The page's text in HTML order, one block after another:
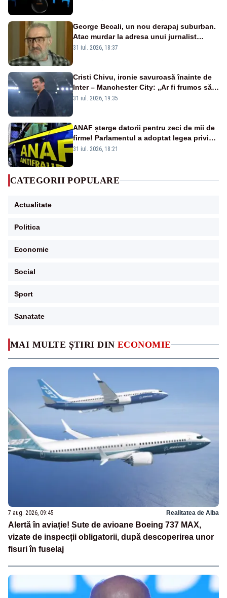
MAI MULTE ȘTIRI DIN ECONOMIE
7 aug. 2026, 09:45 Realitatea de Alba
Alertă în aviație! Sute de avioane Boeing 737 MAX,
vizate de inspecții obligatorii, după descoperirea unor
fisuri în fuselaj
George Becali, un nou derapaj suburban.
Atac murdar la adresa unui jurnalist
sportiv – AUDIO
31 iul. 2026, 18:37
Cristi Chivu, ironie savuroasă înainte de
Inter – Manchester City: „Ar fi frumos să
mai cumpărați și de la noi”
31 iul. 2026, 19:35
ANAF șterge datorii pentru zeci de mii de
firme! Parlamentul a adoptat legea privind
amnistia fiscală
31 iul. 2026, 18:21
CATEGORII POPULARE
Actualitate
Politica
Economie
Social
Sport
Sanatate